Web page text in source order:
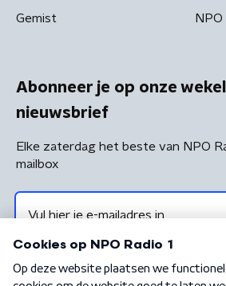
Gemist NPO
Abonneer je op onze
nieuwsbrief
Elke zaterdag het beste van NPO
mailbox